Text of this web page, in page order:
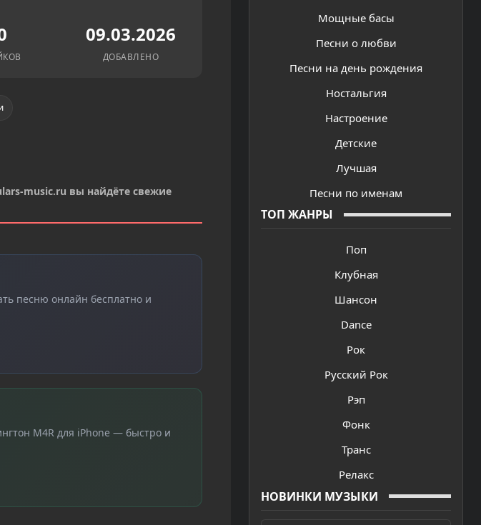
Мощные басы
Песни о любви
Песни на день рождения
Ностальгия
Настроение
Детские
Лучшая
Песни по именам
ТОП ЖАНРЫ
Поп
Клубная
Шансон
Dance
Рок
Русский Рок
Рэп
Фонк
Транс
Релакс
НОВИНКИ МУЗЫКИ
09.03.2026
ДОБАВЛЕНО
music.ru вы найдёте свежие
песню онлайн бесплатно и
M4R для iPhone — быстро и